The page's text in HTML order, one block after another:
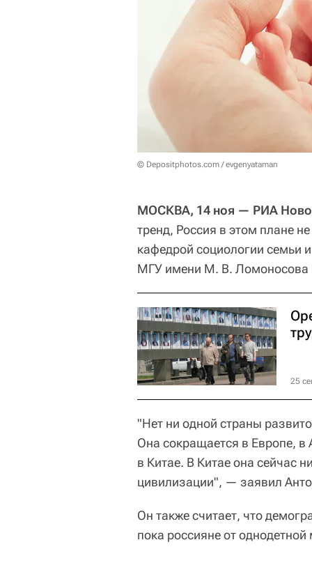
© Depositphotos.com / evgenyataman
МОСКВА, 14 ноя — РИА
тренд, Россия в этом плане
кафедрой социологии семьи
МГУ имени М. В. Ломоносова
25
"Нет ни одной страны
Она сокращается в Европе, в
в Китае. В Китае она сейчас
цивилизации", — заявил
Он также считает, что
пока россияне от